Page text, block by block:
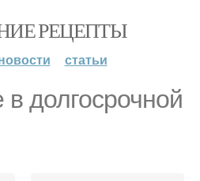
РЕЦЕПТЫ
статьи
долгосрочной